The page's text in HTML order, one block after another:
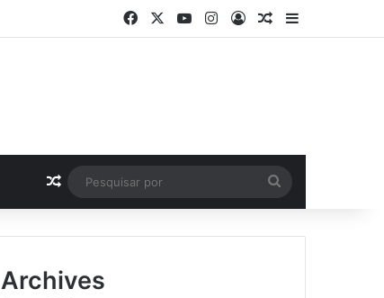
FacebookYouTubeInstagram
Log InArtigo Aleatório
Sidebar
Artigo Aleatório
por
Archives